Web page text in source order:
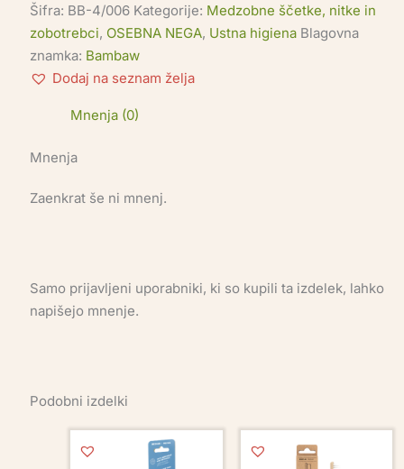
Šifra: BB-4/006 Kategorije: Medzobne ščetke, nitke in
zobotrebci, OSEBNA NEGA, Ustna higiena Blagovna
znamka: Bambaw
Dodaj na seznam želja
Mnenja (0)
Mnenja
Zaenkrat še ni mnenj.
Samo prijavljeni uporabniki, ki so kupili ta izdelek, lahko
napišejo mnenje.
Podobni izdelki